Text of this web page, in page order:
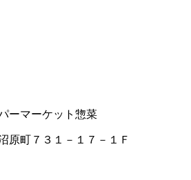
ーマーケット 惣菜
原町７３１－１７－１Ｆ